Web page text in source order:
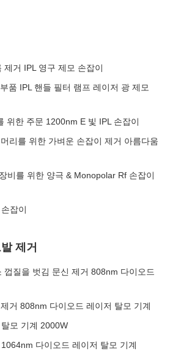
제거 IPL 영구 제모 손잡이
품 IPL 핸들 필터 램프 레이저 광 제모
위한 주문 1200nm E 빛 IPL 손잡이
리를 위한 가벼운 손잡이 제거 아름다움
비를 위한 양극 & Monopolar Rf 손잡이
잡이
제거
껍질을 벗김 문신 제거 808nm 다이오드
거 808nm 다이오드 레이저 탈모 기계
모 기계 2000W
다이오드 레이저 탈모 기계